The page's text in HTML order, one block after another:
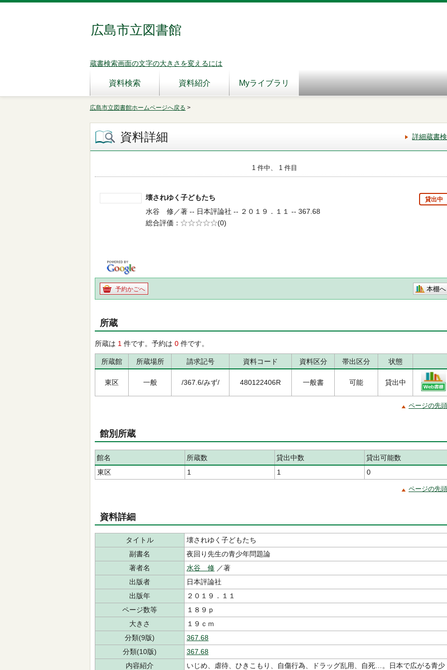
広島市立図書館
蔵書検索画面の文字の大きさを変えるには
資料検索 資料紹介 Myライブラリ
広島市立図書館ホームページへ戻る >
資料詳細 詳細蔵書
1 件中、 1 件目
壊されゆく子どもたち 貸出中
水谷 修／著 -- 日本評論社 -- ２０１９．１１ -- 367.68
総合評価
5段階評価
(0)
予約かごへ 本棚へ
所蔵
所蔵は 1 件です。予約は 0 件です。
所蔵館 所蔵場所 請求記号 資料コード 資料区分 帯出区分 状態
東区 一般 /367.6/みず/ 480122406R 一般書 可能 貸出中
ページの先
館別所蔵
館名 所蔵数 貸出中数
貸出可能数
東区
1 1 0
ページの先
資料詳細
タイトル
壊されゆく子どもたち
副書名
夜回り先生の青少年問題論
著者名
水谷 修 ／著
出版者
日本評論社
出版年
２０１９．１１
ページ数等
１８９ｐ
大きさ
１９ｃｍ
分類(9版)
367.68
分類(10版)
367.68
内容紹介
いじめ、虐待、ひきこもり、自傷行為、ドラッグ乱用、自死…。日本で広がる青少